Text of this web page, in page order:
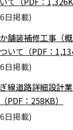
⽇掲載)
舗装補修工事（
いて（PDF：
⽇掲載)
線道路詳細設計
PDF：258KB）
⽇掲載)